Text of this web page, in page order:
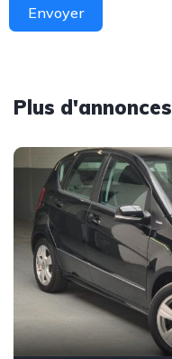
Envoyer
Plus d'annonces